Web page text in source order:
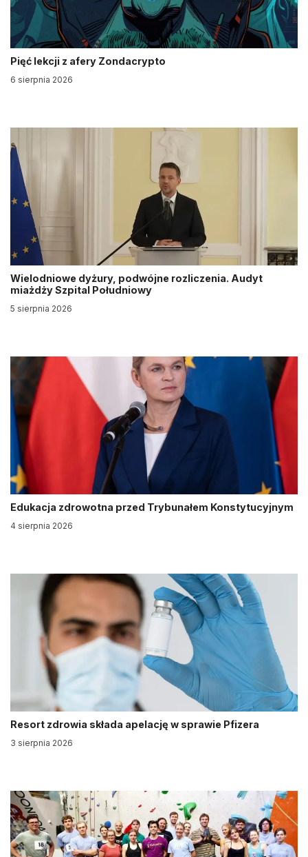
Pięć lekcji z afery Zondacrypto
6 sierpnia 2026
Wielodniowe dyżury, podwójne rozliczenia. Audyt
miażdży Szpital Południowy
5 sierpnia 2026
Edukacja zdrowotna przed Trybunałem Konstytucyjnym
4 sierpnia 2026
Resort zdrowia składa apelację w sprawie Pfizera
3 sierpnia 2026